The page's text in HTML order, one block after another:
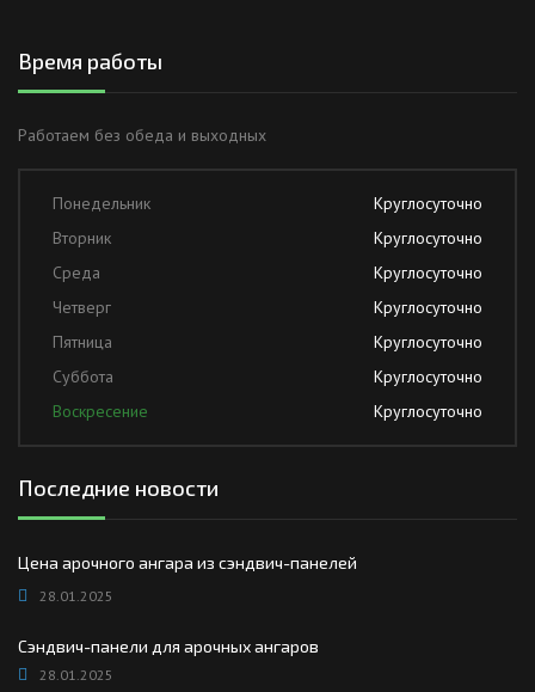
Время работы
Работаем без обеда и выходных
Понедельник
Круглосуточно
Вторник
Круглосуточно
Среда
Круглосуточно
Четверг
Круглосуточно
Пятница
Круглосуточно
Суббота
Круглосуточно
Воскресение
Круглосуточно
Последние новости
Цена арочного ангара из сэндвич-панелей
28.01.2025
Сэндвич-панели для арочных ангаров
28.01.2025